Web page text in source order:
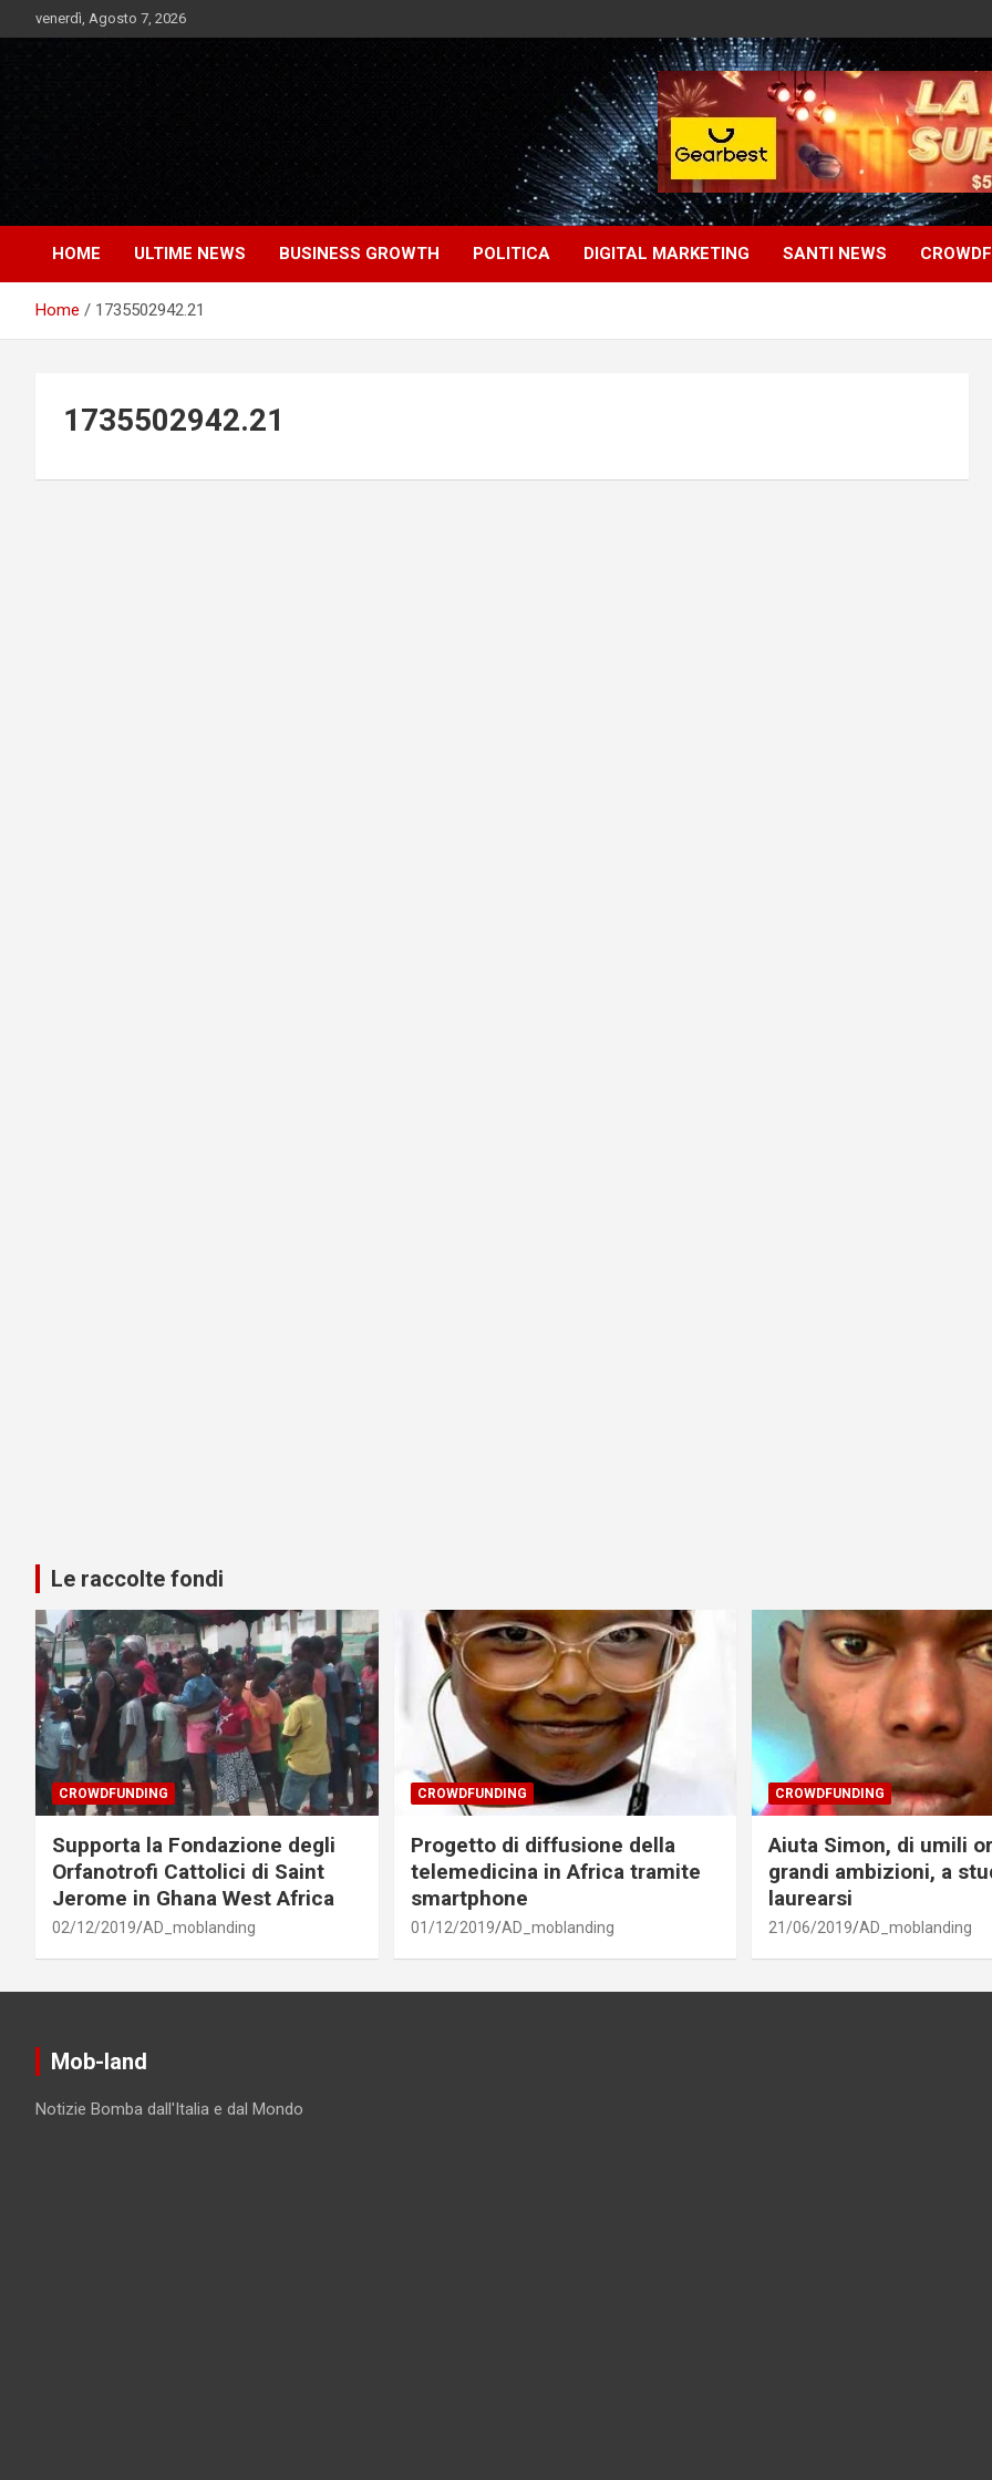
to
venerdì, Agosto 7, 2026
Market News
Notizie Bomba dall'Italia e dal Mondo
HOME ULTIME NEWS BUSINESS GROWTH POLITICA DIGITAL MARKETING SANTI NEWS
Home 1735502942.21
1735502942.21
Le raccolte fondi
CROWDFUNDING
Supporta la Fondazione degli
Orfanotrofi Cattolici di Saint
Jerome in Ghana West Africa
02/12/2019 AD_moblanding
CROWDFUNDING
Progetto di diffusione della
telemedicina in Africa tramite
smartphone
01/12/2019 AD_moblanding
CROWDFUNDING
Aiuta Simon, di umili
grandi ambizioni, a
laurearsi
21/06/2019 AD_moblanding
Mob-land
Notizie Bomba dall'Italia e dal Mondo